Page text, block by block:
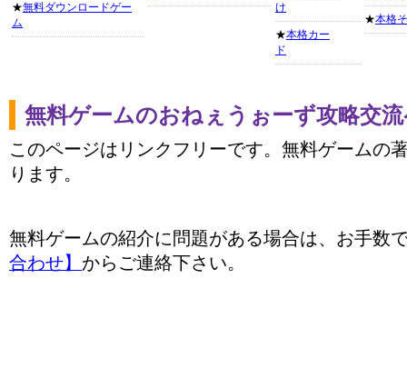
★無料ダウンロードゲー
ム
け
★本格カー
ド
★本格
無料ゲームのおねぇうぉーず攻略交
このページはリンクフリーです。無料ゲームの
ります。
無料ゲームの紹介に問題がある場合は、お手数
合わせ】 からご連絡下さい。